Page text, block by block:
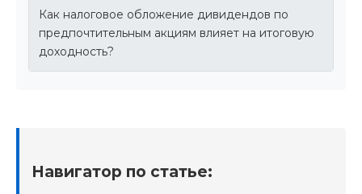
Как налоговое обложение дивидендов по
предпочтительным акциям влияет на итоговую
доходность?
Навигатор по статье: